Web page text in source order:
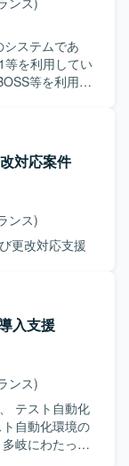
システムであ
等を利用してい
等を利用し
対応案件
ンス)
更改対応支援
入支援
ンス)
テスト自動化
自動化環境の
岐にわたって